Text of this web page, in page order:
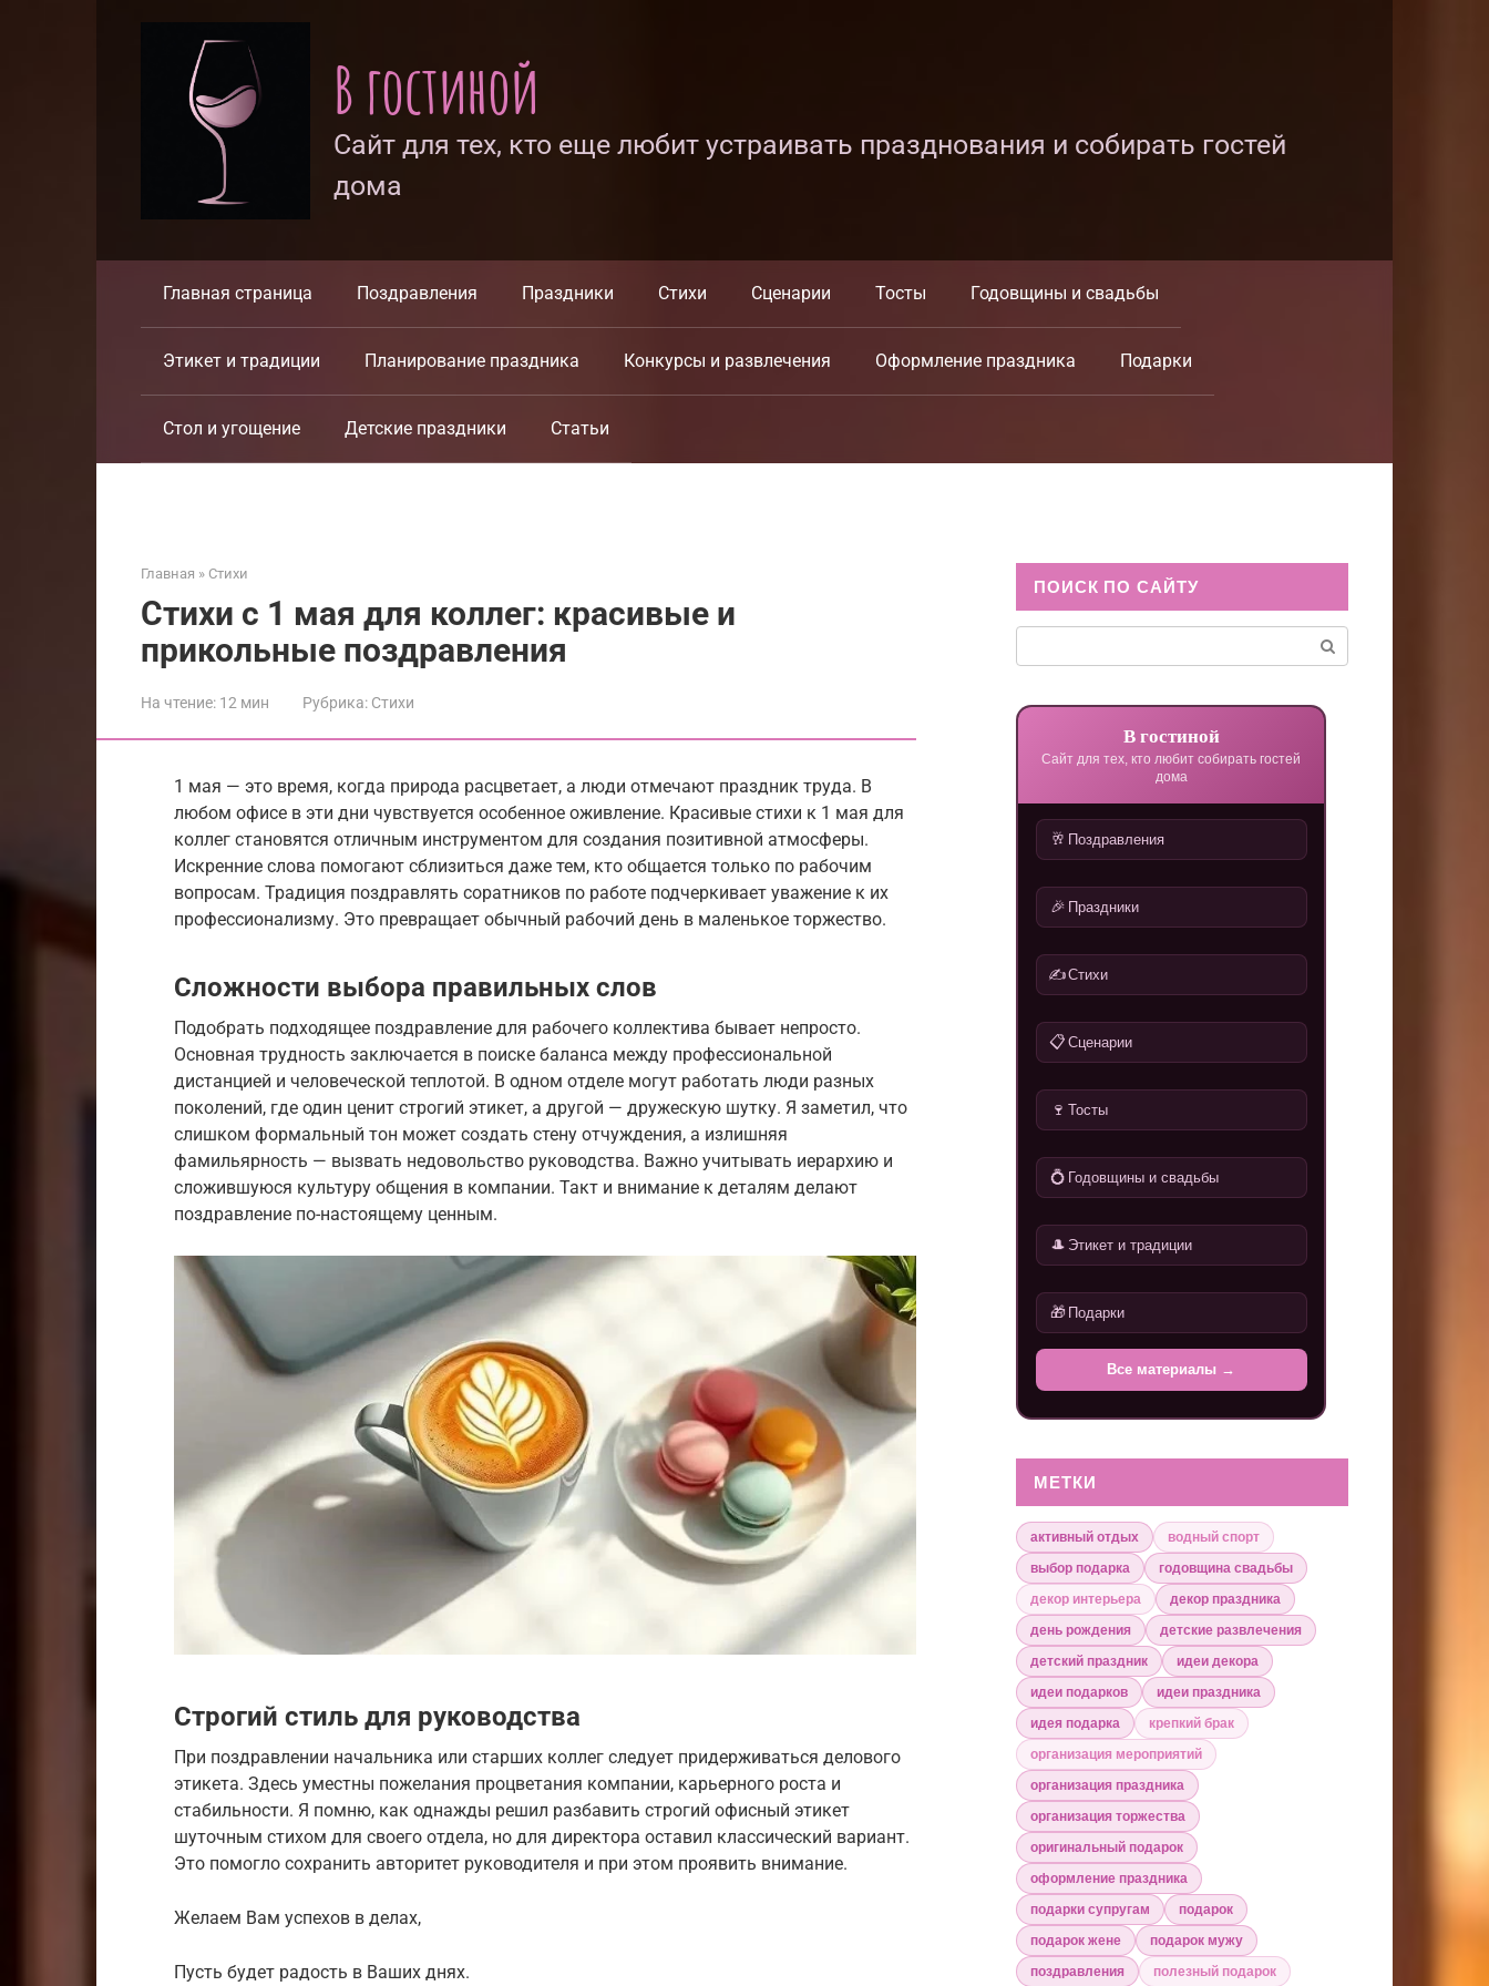
В гостиной
Сайт для тех, кто еще любит устраивать празднования и собирать гостей
дома
Главная страница Поздравления Праздники Стихи Сценарии Тосты Годовщины и свадьбы
Этикет и традиции Планирование праздника Конкурсы и развлечения Оформление праздника Подарки
Стол и угощение Детские праздники Статьи
Главная » Стихи
Стихи с 1 мая для коллег: красивые и
прикольные поздравления
На чтение: 12 мин Рубрика: Стихи
1 мая — это время, когда природа расцветает, а люди отмечают праздник труда. В
любом офисе в эти дни чувствуется особенное оживление. Красивые стихи к 1 мая для
коллег становятся отличным инструментом для создания позитивной атмосферы.
Искренние слова помогают сблизиться даже тем, кто общается только по рабочим
вопросам. Традиция поздравлять соратников по работе подчеркивает уважение к их
профессионализму. Это превращает обычный рабочий день в маленькое торжество.
Сложности выбора правильных слов
Подобрать подходящее поздравление для рабочего коллектива бывает непросто.
Основная трудность заключается в поиске баланса между профессиональной
дистанцией и человеческой теплотой. В одном отделе могут работать люди разных
поколений, где один ценит строгий этикет, а другой — дружескую шутку. Я заметил, что
слишком формальный тон может создать стену отчуждения, а излишняя
фамильярность — вызвать недовольство руководства. Важно учитывать иерархию и
сложившуюся культуру общения в компании. Такт и внимание к деталям делают
поздравление по-настоящему ценным.
Строгий стиль для руководства
При поздравлении начальника или старших коллег следует придерживаться делового
этикета. Здесь уместны пожелания процветания компании, карьерного роста и
стабильности. Я помню, как однажды решил разбавить строгий офисный этикет
шуточным стихом для своего отдела, но для директора оставил классический вариант.
Это помогло сохранить авторитет руководителя и при этом проявить внимание.
Желаем Вам успехов в делах,
Пусть будет радость в Ваших днях.
ПОИСК ПО САЙТУ
В гостиной
Сайт для тех, кто любит собирать гостей
дома
🥂 Поздравления
🎉 Праздники
✍️Стихи
📋 Сценарии
🍷 Тосты
💍 Годовщины и свадьбы
🎩 Этикет и традиции
🎁 Подарки
Все материалы →
МЕТКИ
активный отдых
водный спорт
выбор подарка
годовщина свадьбы
декор интерьера
декор праздника
день рождения
детские развлечения
детский праздник
идеи декора
идеи подарков
идеи праздника
идея подарка
крепкий брак
организация мероприятий
организация праздника
организация торжества
оригинальный подарок
оформление праздника
подарки супругам
подарок
подарок жене
подарок мужу
поздравления
полезный подарок